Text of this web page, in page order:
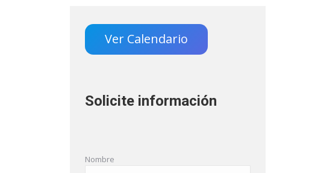
Ver Calendario
Solicite información
Nombre